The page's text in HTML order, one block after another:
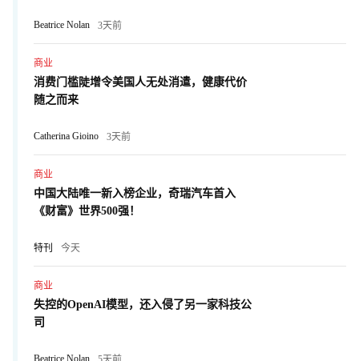
Beatrice Nolan 3天前
商业
消费门槛陡增令美国人无处消遣，健康代价
随之而来
Catherina Gioino 3天前
商业
中国大陆唯一新入榜企业，奇瑞汽车首入
《财富》世界500强！
特刊 今天
商业
失控的OpenAI模型，还入侵了另一家科技公
司
Beatrice Nolan